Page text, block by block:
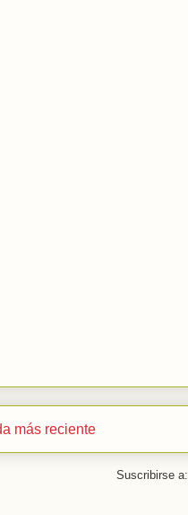
más reciente
Suscribirse a: